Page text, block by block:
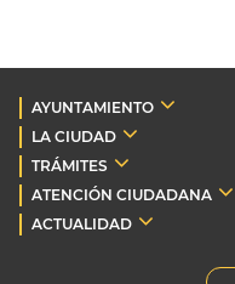
AYUNTAMIENTO
LA CIUDAD
TRÁMITES
ATENCIÓN CIUDADANA
ACTUALIDAD